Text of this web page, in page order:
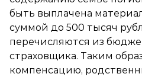
быть выплачена
суммой до 500 тысяч
перечисляются из
страховщика. Таким
компенсацию,